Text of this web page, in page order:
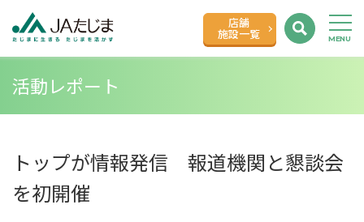
店舗
施設一覧
活動レポート
トップが情報発信 報道機関と懇談会
を初開催